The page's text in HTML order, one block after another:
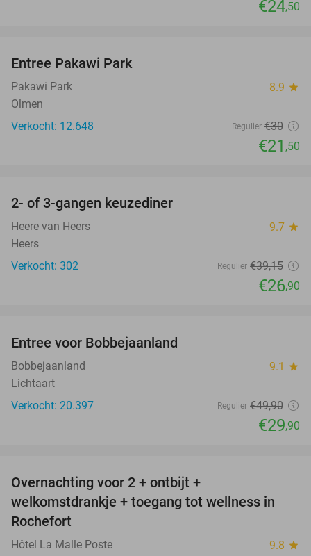
€24,50
Entree Pakawi Park
Pakawi Park 8.9 star
Olmen
Verkocht: 12.648
Regulier €30
€21 ,50
2- of 3-gangen keuzediner
Heere van Heers 9.7 star
Heers
Verkocht: 302
Regulier €39,15
€26,90
Entree voor Bobbejaanland
Bobbejaanland 9.1 star
Lichtaart
Verkocht: 20.397
Regulier €49,90
€29,90
Overnachting voor 2 + ontbijt +
welkomstdrankje + toegang tot wellness in
Rochefort
Hôtel La Malle Poste 9.8 star